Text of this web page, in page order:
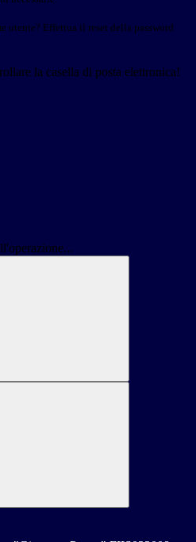
utente? Effettua il reset della password
la casella di posta elettronica!